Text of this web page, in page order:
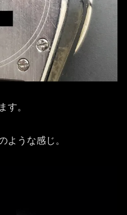
す。
ような感じ。